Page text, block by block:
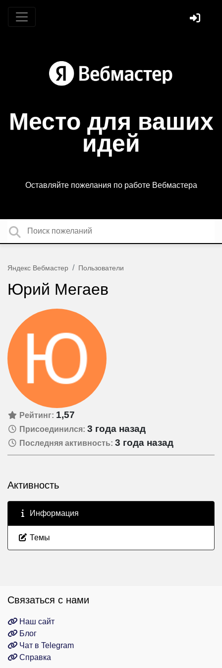
Место для ваших
идей
Оставляйте пожелания по работе Вебмастера
Яндекс Вебмастер Пользователи
Юрий Мегаев
Рейтинг: 1,57
Присоединился: 3 года назад
Последняя активность: 3 года назад
Активность
Информация
Темы
Связаться с нами
Наш сайт
Блог
Чат в Telegram
Справка